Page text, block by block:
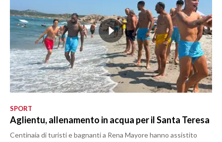
SPORT
Aglientu, allenamento in acqua per il Santa Teresa
Centinaia di turisti e bagnanti a Rena Mayore hanno assistito